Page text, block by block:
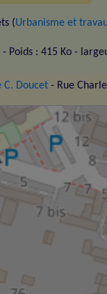
(Urbanisme et
Poids : 415 Ko -
C. Doucet - Rue